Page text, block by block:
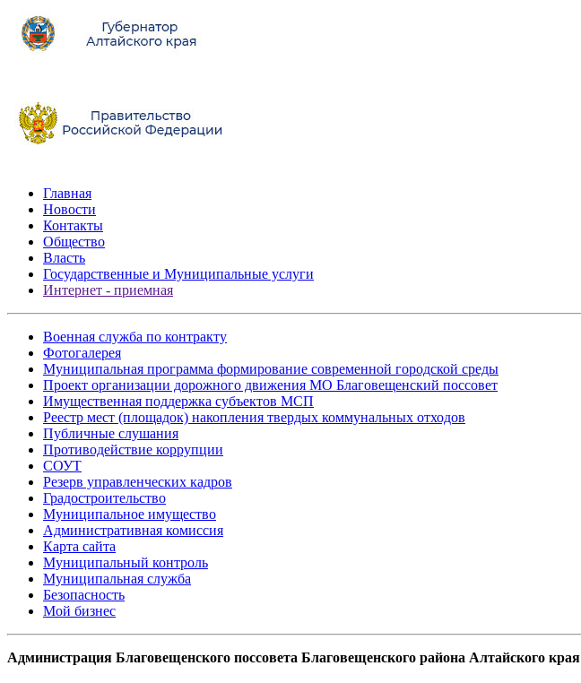
Главная
Новости
Контакты
Общество
Власть
Государственные и Муниципальные услуги
Интернет - приемная
Военная служба по контракту
Фотогалерея
Муниципальная программа формирование современной городской среды
Проект организации дорожного движения МО Благовещенский поссовет
Имущественная поддержка субъектов МСП
Реестр мест (площадок) накопления твердых коммунальных отходов
Публичные слушания
Противодействие коррупции
СОУТ
Резерв управленческих кадров
Градостроительство
Муниципальное имущество
Административная комиссия
Карта сайта
Муниципальный контроль
Муниципальная служба
Безопасность
Мой бизнес
Администрация Благовещенского поссовета Благовещенского района Алтайского края